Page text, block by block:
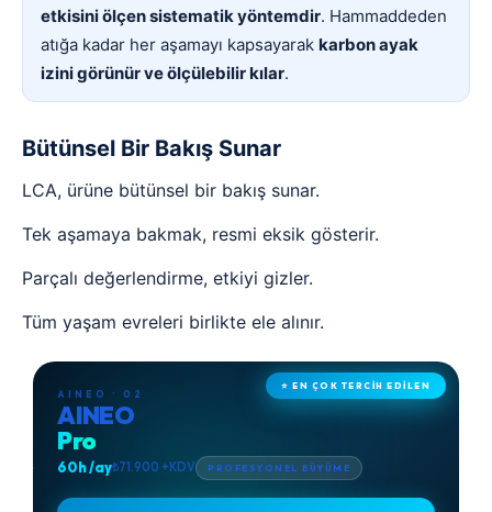
etkisini ölçen sistematik yöntemdir. Hammaddeden
atığa kadar her aşamayı kapsayarak karbon ayak
izini görünür ve ölçülebilir kılar.
Bütünsel Bir Bakış Sunar
LCA, ürüne bütünsel bir bakış sunar.
Tek aşamaya bakmak, resmi eksik gösterir.
Parçalı değerlendirme, etkiyi gizler.
Tüm yaşam evreleri birlikte ele alınır.
⭐ EN ÇOK TERCİH EDİLEN
AINEO · 02
AINEO
Pro
60h /ay₺71.900 +KDV PROFESYONEL BÜYÜME